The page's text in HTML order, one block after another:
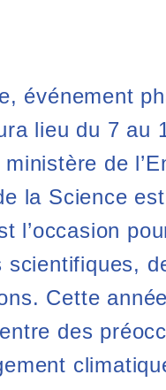
événement
lieu du 7 au
de
la Science
l’occasion
scientifiques,
Cette
des